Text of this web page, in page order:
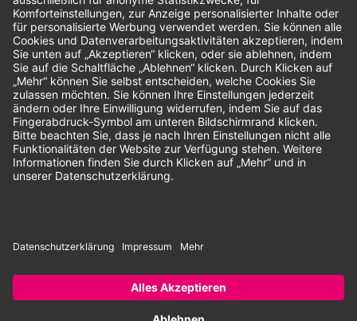
Unsere Zahlungsarten:
Rechnung SEPA-Lastschrift Vorkasse